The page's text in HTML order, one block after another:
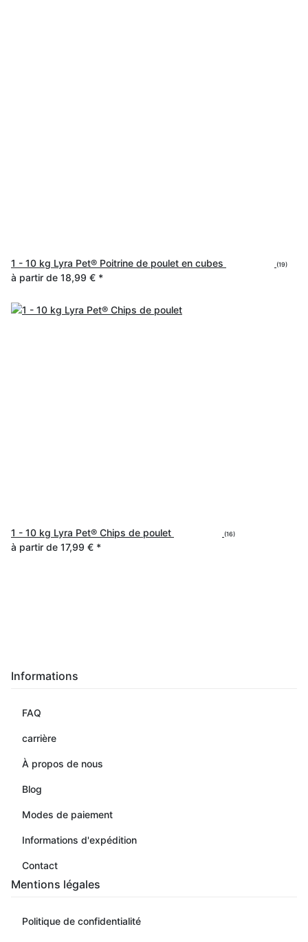
1 - 10 kg Lyra Pet® Poitrine de poulet en cubes (19)
à partir de 18,99 € *
1 - 10 kg Lyra Pet® Chips de poulet (16)
à partir de 17,99 € *
Informations
FAQ
carrière
À propos de nous
Blog
Modes de paiement
Informations d'expédition
Contact
Mentions légales
Politique de confidentialité